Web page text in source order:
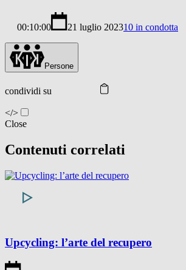
00:10:00 21 luglio 202310 in condotta
Persone
condividi su
</>
Close
Contenuti correlati
Upcycling: l’arte del recupero